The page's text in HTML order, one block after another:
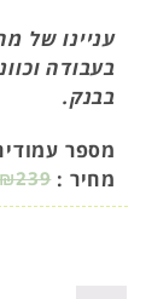
עניינו של
בעבודה
בבנק.
מספר
מחיר : ₪239